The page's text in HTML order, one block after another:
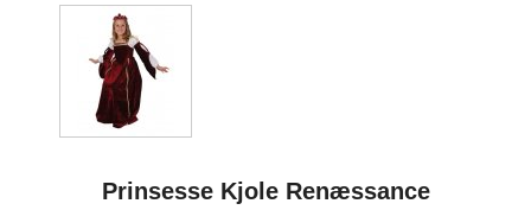
Prinsesse Kjole Renæssance